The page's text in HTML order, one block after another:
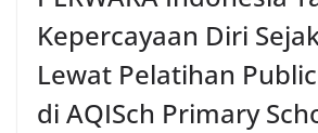
Kepercayaan Diri
Lewat Pelatihan
di AQISch Primary